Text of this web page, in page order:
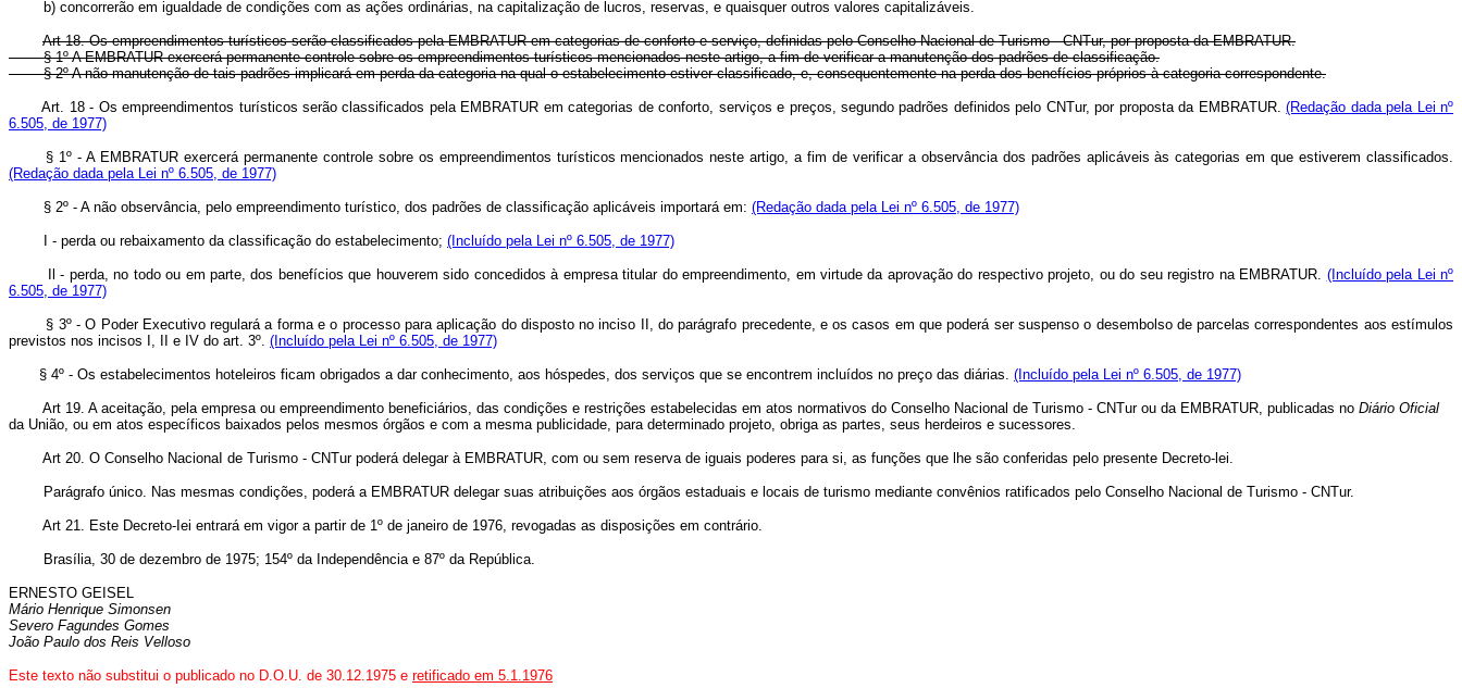
b) concorrerão em igualdade de condições com as ações ordinárias, na capitalização de lucros, reservas, e quaisquer outros valores capitalizáveis.
Art 18. Os empreendimentos turísticos serão classificados pela EMBRATUR em categorias de conforto e serviço, definidas pelo Conselho Nacional de Turismo - CNTur, por proposta da EMBRATUR.
§ 1º A EMBRATUR exercerá permanente controle sobre os empreendimentos turísticos mencionados neste artigo, a fim de verificar a manutenção dos padrões de classificação.
§ 2º A não manutenção de tais padrões implicará em perda da categoria na qual o estabelecimento estiver classificado, e, consequentemente na perda dos benefícios próprios à categoria correspondente.
Art. 18 - Os empreendimentos turísticos serão classificados pela EMBRATUR em categorias de conforto, serviços e preços, segundo padrões definidos pelo CNTur, por proposta da EMBRATUR.(Redação dada pela Lei nº
6.505, de 1977)
§ 1º - A EMBRATUR exercerá permanente controle sobre os empreendimentos turísticos mencionados neste artigo, a fim de verificar a observância dos padrões aplicáveis às categorias em que estiverem classificados.
(Redação dada pela Lei nº 6.505, de 1977)
§ 2º - A não observância, pelo empreendimento turístico, dos padrões de classificação aplicáveis importará em: (Redação dada pela Lei nº 6.505, de 1977)
I - perda ou rebaixamento da classificação do estabelecimento; (Incluído pela Lei nº 6.505, de 1977)
Il - perda, no todo ou em parte, dos benefícios que houverem sido concedidos à empresa titular do empreendimento, em virtude da aprovação do respectivo projeto, ou do seu registro na EMBRATUR. (Incluído pela Lei nº
6.505, de 1977)
§ 3º - O Poder Executivo regulará a forma e o processo para aplicação do disposto no inciso II, do parágrafo precedente, e os casos em que poderá ser suspenso o desembolso de parcelas correspondentes aos estímulos
previstos nos incisos I, II e IV do art. 3º. (Incluído pela Lei nº 6.505, de 1977)
§ 4º - Os estabelecimentos hoteleiros ficam obrigados a dar conhecimento, aos hóspedes, dos serviços que se encontrem incluídos no preço das diárias. (Incluído pela Lei nº 6.505, de 1977)
Art 19. A aceitação, pela empresa ou empreendimento beneficiários, das condições e restrições estabelecidas em atos normativos do Conselho Nacional de Turismo - CNTur ou da EMBRATUR, publicadas no Diário Oficial
da União, ou em atos específicos baixados pelos mesmos órgãos e com a mesma publicidade, para determinado projeto, obriga as partes, seus herdeiros e sucessores.
Art 20. O Conselho NacionaI de Turismo - CNTur poderá delegar à EMBRATUR, com ou sem reserva de iguais poderes para si, as funções que lhe são conferidas pelo presente Decreto-lei.
Parágrafo único. Nas mesmas condições, poderá a EMBRATUR delegar suas atribuições aos órgãos estaduais e locais de turismo mediante convênios ratificados pelo Conselho Nacional de Turismo - CNTur.
Art 21. Este Decreto-Iei entrará em vigor a partir de 1º de janeiro de 1976, revogadas as disposições em contrário.
Brasília, 30 de dezembro de 1975; 154º da Independência e 87º da República.
ERNESTO GEISEL
Mário Henrique Simonsen
Severo Fagundes Gomes
João Paulo dos Reis Velloso
Este texto não substitui o publicado no D.O.U. de 30.12.1975 e retificado em 5.1.1976